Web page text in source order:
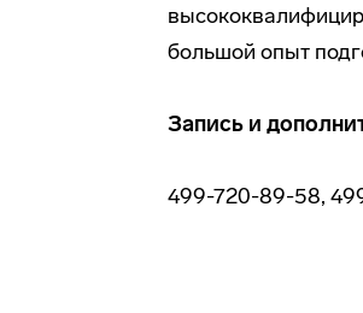
большой опыт
Запись и
499-720-89-58,